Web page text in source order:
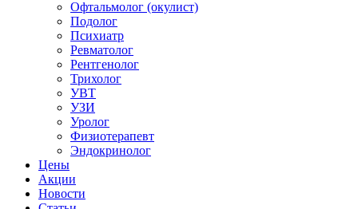
Офтальмолог (окулист)
Подолог
Психиатр
Ревматолог
Рентгенолог
Трихолог
УВТ
УЗИ
Уролог
Физиотерапевт
Эндокринолог
Цены
Акции
Новости